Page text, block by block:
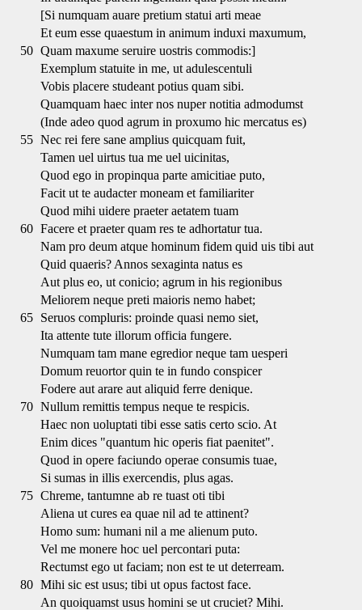
[Si numquam auare pretium statui arti meae
Et eum esse quaestum in animum induxi maxumum,
50 Quam maxume seruire uostris commodis:]
Exemplum statuite in me, ut adulescentuli
Vobis placere studeant potius quam sibi.
Quamquam haec inter nos nuper notitia admodumst
(Inde adeo quod agrum in proxumo hic mercatus es)
55 Nec rei fere sane amplius quicquam fuit,
Tamen uel uirtus tua me uel uicinitas,
Quod ego in propinqua parte amicitiae puto,
Facit ut te audacter moneam et familiariter
Quod mihi uidere praeter aetatem tuam
60 Facere et praeter quam res te adhortatur tua.
Nam pro deum atque hominum fidem quid uis tibi aut
Quid quaeris? Annos sexaginta natus es
Aut plus eo, ut conicio; agrum in his regionibus
Meliorem neque preti maioris nemo habet;
65
Seruos compluris: proinde quasi nemo siet,
Ita attente tute illorum officia fungere.
Numquam tam mane egredior neque tam uesperi
Domum reuortor quin te in fundo conspicer
Fodere aut arare aut aliquid ferre denique.
70 Nullum remittis tempus neque te respicis.
Haec non uoluptati tibi esse satis certo scio. At
Enim dices "quantum hic operis fiat paenitet".
Quod in opere faciundo operae consumis tuae,
Si sumas in illis exercendis, plus agas.
75 Chreme, tantumne ab re tuast oti tibi
Aliena ut cures ea quae nil ad te attinent?
Homo sum: humani nil a me alienum puto.
Vel me monere hoc uel percontari puta:
Rectumst ego ut faciam; non est te ut deterream.
80 Mihi sic est usus; tibi ut opus factost face.
An quoiquamst usus homini se ut cruciet? Mihi.